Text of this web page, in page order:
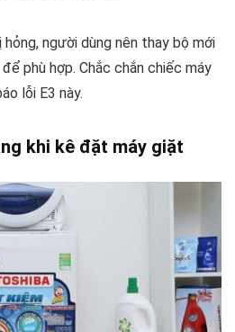
hỏng, người dùng nên thay bộ mới
phù hợp. Chắc chắn chiếc máy
lỗi E3 này.
khi kê đặt máy giặt